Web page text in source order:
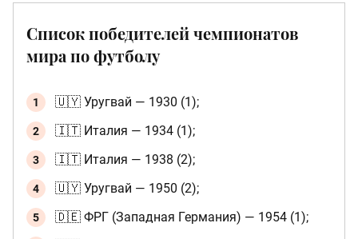
Список победителей чемпионатов
мира по футболу
🇺🇾 Уругвай — 1930 (1);
🇮🇹 Италия — 1934 (1);
🇮🇹 Италия — 1938 (2);
🇺🇾 Уругвай — 1950 (2);
🇩🇪 ФРГ (Западная Германия) — 1954 (1);